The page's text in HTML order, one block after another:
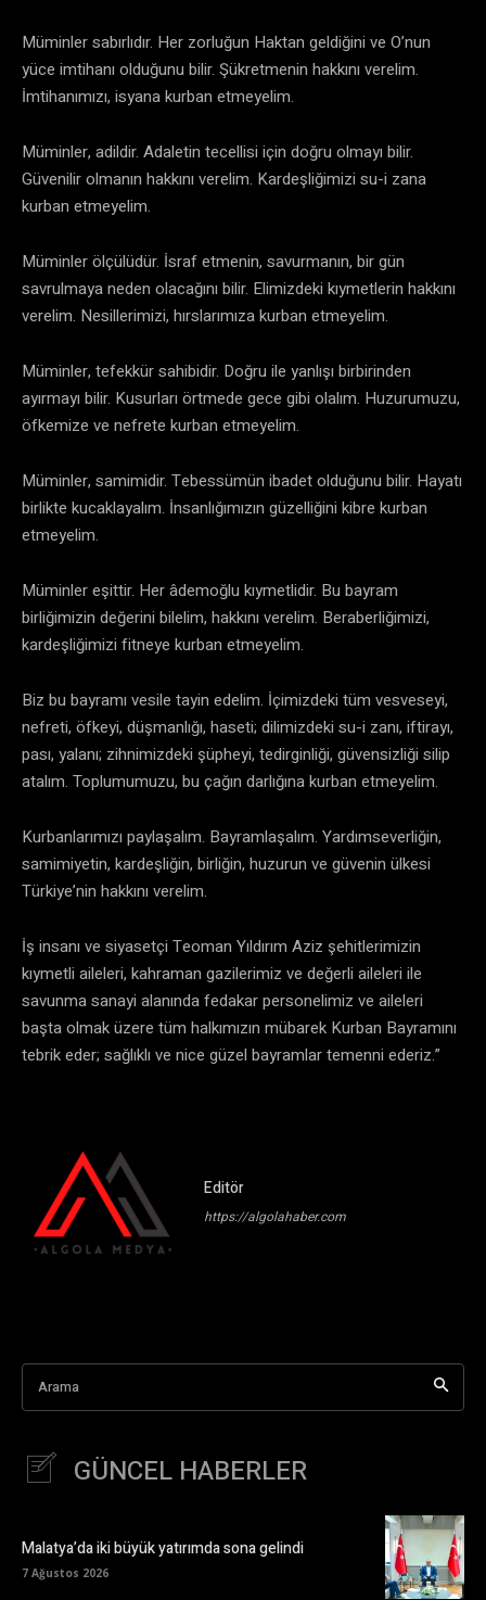
Müminler sabırlıdır. Her zorluğun Haktan geldiğini ve O’nun
yüce imtihanı olduğunu bilir. Şükretmenin hakkını verelim.
İmtihanımızı, isyana kurban etmeyelim.
Müminler, adildir. Adaletin tecellisi için doğru olmayı bilir.
Güvenilir olmanın hakkını verelim. Kardeşliğimizi su-i zana
kurban etmeyelim.
Müminler ölçülüdür. İsraf etmenin, savurmanın, bir gün
savrulmaya neden olacağını bilir. Elimizdeki kıymetlerin hakkını
verelim. Nesillerimizi, hırslarımıza kurban etmeyelim.
Müminler, tefekkür sahibidir. Doğru ile yanlışı birbirinden
ayırmayı bilir. Kusurları örtmede gece gibi olalım. Huzurumuzu,
öfkemize ve nefrete kurban etmeyelim.
Müminler, samimidir. Tebessümün ibadet olduğunu bilir. Hayatı
birlikte kucaklayalım. İnsanlığımızın güzelliğini kibre kurban
etmeyelim.
Müminler eşittir. Her âdemoğlu kıymetlidir. Bu bayram
birliğimizin değerini bilelim, hakkını verelim. Beraberliğimizi,
kardeşliğimizi fitneye kurban etmeyelim.
Biz bu bayramı vesile tayin edelim. İçimizdeki tüm vesveseyi,
nefreti, öfkeyi, düşmanlığı, haseti; dilimizdeki su-i zanı, iftirayı,
pası, yalanı; zihnimizdeki şüpheyi, tedirginliği, güvensizliği silip
atalım. Toplumumuzu, bu çağın darlığına kurban etmeyelim.
Kurbanlarımızı paylaşalım. Bayramlaşalım. Yardımseverliğin,
samimiyetin, kardeşliğin, birliğin, huzurun ve güvenin ülkesi
Türkiye’nin hakkını verelim.
İş insanı ve siyasetçi Teoman Yıldırım Aziz şehitlerimizin
kıymetli aileleri, kahraman gazilerimiz ve değerli aileleri ile
savunma sanayi alanında fedakar personelimiz ve aileleri
başta olmak üzere tüm halkımızın mübarek Kurban Bayramını
tebrik eder; sağlıklı ve nice güzel bayramlar temenni ederiz.”
Editör
https://algolahaber.com
Arama
GÜNCEL HABERLER
Malatya’da iki büyük yatırımda sona gelindi
7 Ağustos 2026